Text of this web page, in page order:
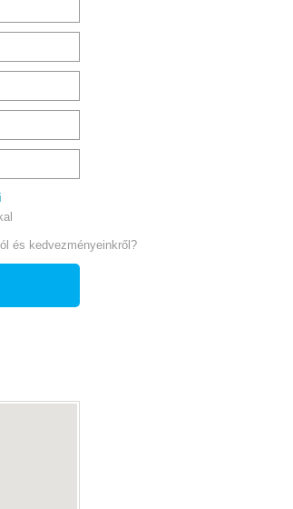
és kedvezményeinkről?